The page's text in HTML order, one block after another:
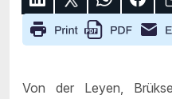
Von der Leyen,